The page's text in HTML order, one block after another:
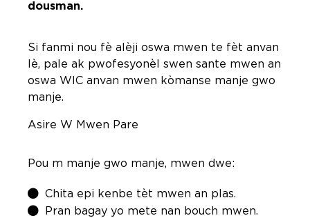
dousman.
Si fanmi nou fè alèji oswa mwen te fèt anvan
lè, pale ak pwofesyonèl swen sante mwen an
oswa WIC anvan mwen kòmanse manje gwo
manje.
Asire W Mwen Pare
Pou m manje gwo manje, mwen dwe:
Chita epi kenbe tèt mwen an plas.
Pran bagay yo mete nan bouch mwen.